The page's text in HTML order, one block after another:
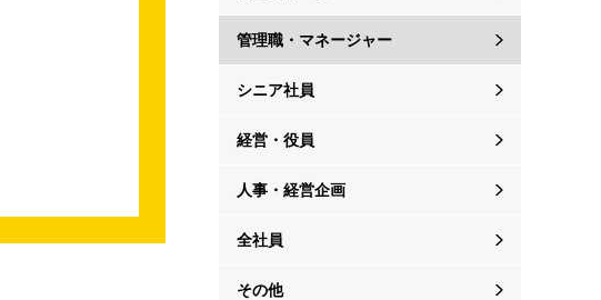
管理職・マネージャー
シニア社員
経営・役員
人事・経営企画
全社員
その他